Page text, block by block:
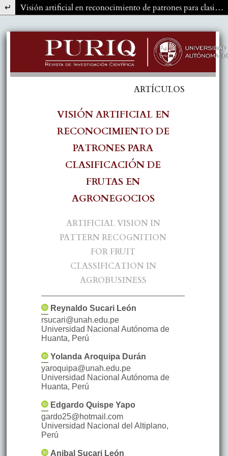
Volver a los detalles del artículo Visión artificial en reconocimiento de patrones para clasificación de frutas en agronegocios